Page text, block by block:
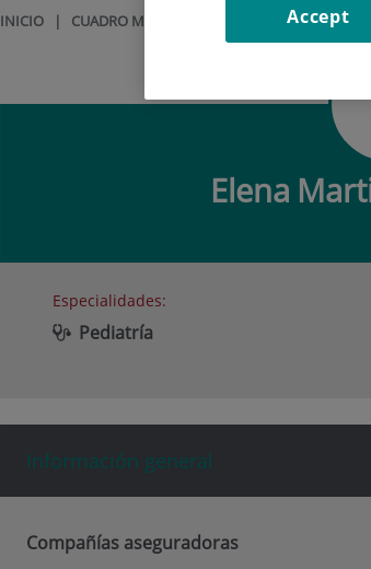
INICIO | CUADRO MÉDICO ELENA MARTINEZ
Elena
Especialidades:
Pediatría
Información general
Compañías aseguradoras
Accept